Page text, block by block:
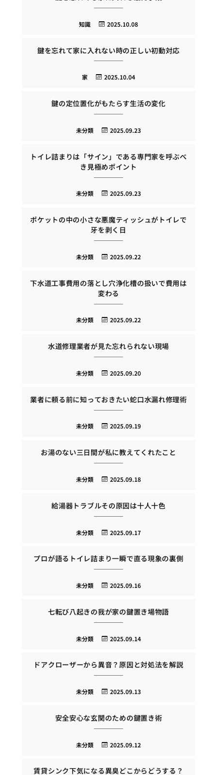
2025.10.08
知識
鍵を忘れて家に入れない時の正しい初動対応
2025.10.04
家
鍵の定位置化がもたらす生活の変化
2025.09.23
未分類
トイレ詰まりは「サイン」である専門家を呼ぶべ
き見極めポイント
2025.09.23
未分類
ポケットの中の小さな悪魔ティッシュがトイレで
牙を剥く日
2025.09.22
未分類
下水道工事費用の落とし穴浄化槽の扱いで費用は
変わる
2025.09.22
未分類
水道修理業者が見た忘れられない現場
2025.09.20
未分類
業者に頼る前に知っておきたい蛇口水漏れ修理術
2025.09.19
未分類
お湯のない三日間が私に教えてくれたこと
2025.09.18
未分類
給湯器トラブルその原因は十人十色
2025.09.17
未分類
プロが語るトイレ詰まり一瞬で直る現象の裏側
2025.09.16
未分類
七転び八起きの我が家の鍵置き場物語
2025.09.14
未分類
ドアクローザーから異音？原因と対処法を解説
2025.09.13
未分類
安全安心な玄関のための鍵置き術
2025.09.12
未分類
賃貸シンク下気になる異臭どこからどうする？